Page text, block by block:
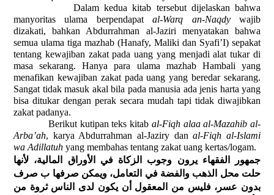
Dalam kedua kitab tersebut dijelaskan bahwa
manyoritas ulama berpendapatal-Warq an-Naqdywajib
dizakati, bahkan Abdurrahman al-Jaziri menyatakan bahwa
semua ulama tiga mazhab (Hanafy, Maliki dan Syafi’I) sepakat
tentang kewajiban zakat pada uang yang menjadi alat tukar di
masa sekarang. Hanya para ulama mazhab Hambali yang
menafikan kewajiban zakat pada uang yang beredar sekarang.
Sangat tidak masuk akal bila pada manusia ada jenis harta yang
bisa ditukar dengan perak secara mudah tapi tidak diwajibkan
zakat padanya.
Berikut kutipan teks kitab al-Fiqh alaa al-Mazahib al-
Arba’ah, karya Abdurrahman al-Jaziry danal-Fiqh al-Islami
wa Adillatuh yang membahas tentang zakat uang kertas/logam.
جمهور الفقهاء يرون وجوب الزكاة في الأوراق المالية، لأنها
حلت محل الذهب والفضة في التعامل، ويمكن صرفها ب صرف
بدون عسر، فليس من المعقول أن يكون لدى الناس ثروة من